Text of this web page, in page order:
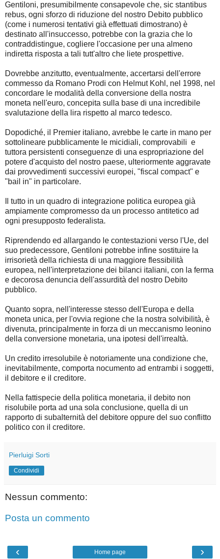
Gentiloni, presumibilmente consapevole che, sic stantibus
rebus, ogni sforzo di riduzione del nostro Debito pubblico
(come i numerosi tentativi già effettuati dimostrano) è
destinato all'insuccesso, potrebbe con la grazia che lo
contraddistingue, cogliere l'occasione per una almeno
indiretta risposta a tali tutt'altro che liete prospettive.
Dovrebbe anzitutto, eventualmente, accertarsi dell'errore
commesso da Romano Prodi con Helmut Kohl, nel 1998, nel
concordare le modalità della conversione della nostra
moneta nell'euro, concepita sulla base di una incredibile
svalutazione della lira rispetto al marco tedesco.
Dopodiché, il Premier italiano, avrebbe le carte in mano per
sottolineare pubblicamente le micidiali, comprovabili e
tuttora persistenti conseguenze di una espropriazione del
potere d'acquisto del nostro paese, ulteriormente aggravate
dai provvedimenti successivi europei, "fiscal compact" e
"bail in" in particolare.
Il tutto in un quadro di integrazione politica europea già
ampiamente compromesso da un processo antitetico ad
ogni presupposto federalista.
Riprendendo ed allargando le contestazioni verso l'Ue, del
suo predecessore, Gentiloni potrebbe infine sostituire la
irrisorietà della richiesta di una maggiore flessibilità
europea, nell'interpretazione dei bilanci italiani, con la ferma
e decorosa denuncia dell'assurdità del nostro Debito
pubblico.
Quanto sopra, nell'interesse stesso dell'Europa e della
moneta unica, per l'ovvia regione che la nostra solvibilità, è
divenuta, principalmente in forza di un meccanismo leonino
della conversione monetaria, una ipotesi dell'irrealtà.
Un credito irresolubile è notoriamente una condizione che,
inevitabilmente, comporta nocumento ad entrambi i soggetti,
il debitore e il creditore.
Nella fattispecie della politica monetaria, il debito non
risolubile porta ad una sola conclusione, quella di un
rapporto di subalternità del debitore oppure del suo conflitto
politico con il creditore.
Pierluigi Sorti
Condividi
Nessun commento:
Posta un commento
‹ ›
Home page